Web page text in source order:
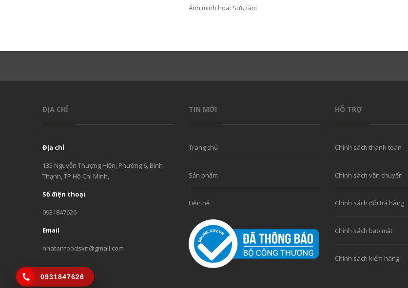
Ảnh minh họa: Sưu tầm
ĐỊA CHỈ
Địa chỉ
135 Nguyễn Thượng HIền, Phường 6, Bình
Thạnh, TP Hồ Chí Minh,
Số điện thoại
0931847626
Email
nhatanfoodsvn@gmail.com
TIN MỚI
Trang chủ
Sản phẩm
Liên hệ
HỖ TRỢ
Chính sách thanh toán
Chính sách vận chuyển
Chính sách đổi trả hàng
Chính sách bảo mật
Chính sách kiểm hàng
0931847626